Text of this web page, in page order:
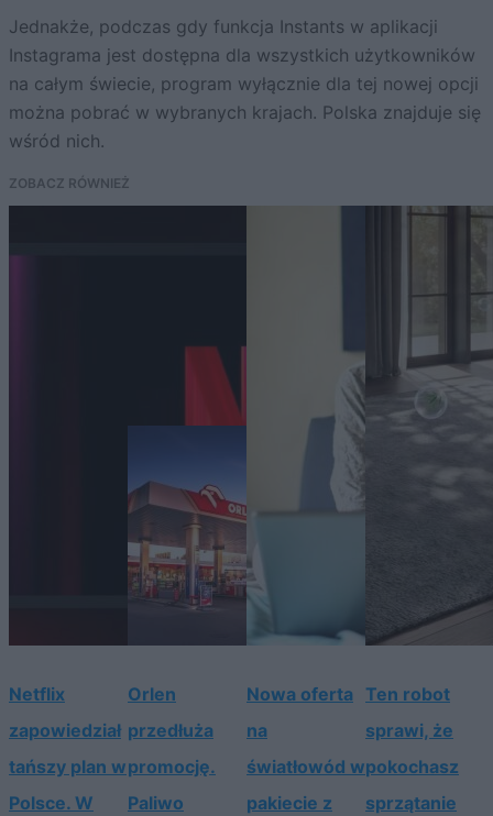
Jednakże, podczas gdy funkcja Instants w aplikacji
Instagrama jest dostępna dla wszystkich użytkowników
na całym świecie, program wyłącznie dla tej nowej opcji
można pobrać w wybranych krajach. Polska znajduje się
wśród nich.
ZOBACZ RÓWNIEŻ
Netflix
zapowiedział
tańszy plan w
Polsce. W
Orlen
przedłuża
promocję.
Paliwo
Nowa oferta
na
światłowód w
pakiecie z
Ten robot
sprawi, że
pokochasz
sprzątanie